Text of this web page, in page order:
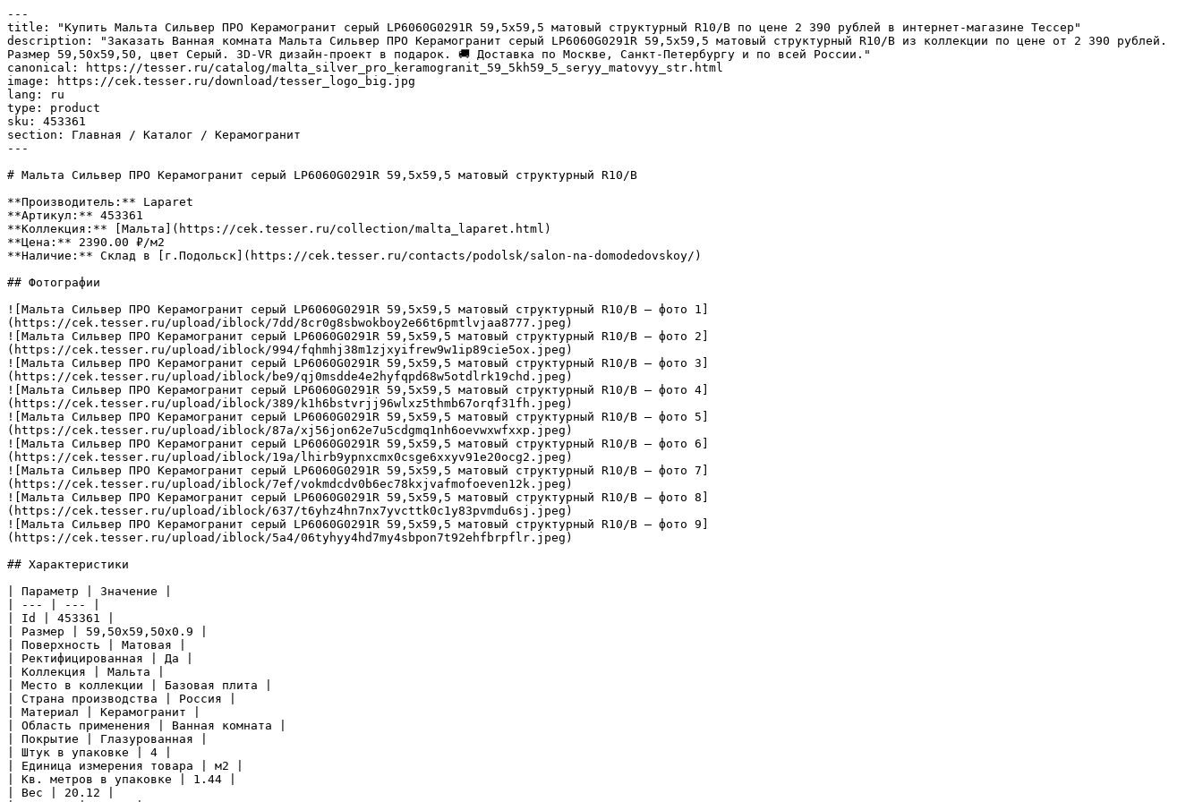
---
title: "Купить Мальта Сильвер ПРО Керамогранит серый LP6060G0291R 59,5х59,5 матовый структурный R10/B по цене 2 390 рублей в интернет-магазине Тессер"
description: "Заказать Ванная комната Мальта Сильвер ПРО Керамогранит серый LP6060G0291R 59,5х59,5 матовый структурный R10/B из коллекции по цене от 2 390 рублей.
Размер 59,50x59,50, цвет Серый. 3D-VR дизайн-проект в подарок. 🚚 Доставка по Москве, Санкт-Петербургу и по всей России."
canonical: https://tesser.ru/catalog/malta_silver_pro_keramogranit_59_5kh59_5_seryy_matovyy_str.html
image: https://cek.tesser.ru/download/tesser_logo_big.jpg
lang: ru
type: product
sku: 453361
section: Главная / Каталог / Керамогранит
---
# Мальта Сильвер ПРО Керамогранит серый LP6060G0291R 59,5х59,5 матовый структурный R10/B
**Производитель:** Laparet
**Артикул:** 453361
**Коллекция:** [Мальта](https://cek.tesser.ru/collection/malta_laparet.html)
**Цена:** 2390.00 ₽/м2
**Наличие:** Склад в [г.Подольск](https://cek.tesser.ru/contacts/podolsk/salon-na-domodedovskoy/)
## Фотографии
![Мальта Сильвер ПРО Керамогранит серый LP6060G0291R 59,5х59,5 матовый структурный R10/B — фото 1]
(https://cek.tesser.ru/upload/iblock/7dd/8cr0g8sbwokboy2e66t6pmtlvjaa8777.jpeg)
![Мальта Сильвер ПРО Керамогранит серый LP6060G0291R 59,5х59,5 матовый структурный R10/B — фото 2]
(https://cek.tesser.ru/upload/iblock/994/fqhmhj38m1zjxyifrew9w1ip89cie5ox.jpeg)
![Мальта Сильвер ПРО Керамогранит серый LP6060G0291R 59,5х59,5 матовый структурный R10/B — фото 3]
(https://cek.tesser.ru/upload/iblock/be9/qj0msdde4e2hyfqpd68w5otdlrk19chd.jpeg)
![Мальта Сильвер ПРО Керамогранит серый LP6060G0291R 59,5х59,5 матовый структурный R10/B — фото 4]
(https://cek.tesser.ru/upload/iblock/389/k1h6bstvrjj96wlxz5thmb67orqf31fh.jpeg)
![Мальта Сильвер ПРО Керамогранит серый LP6060G0291R 59,5х59,5 матовый структурный R10/B — фото 5]
(https://cek.tesser.ru/upload/iblock/87a/xj56jon62e7u5cdgmq1nh6oevwxwfxxp.jpeg)
![Мальта Сильвер ПРО Керамогранит серый LP6060G0291R 59,5х59,5 матовый структурный R10/B — фото 6]
(https://cek.tesser.ru/upload/iblock/19a/lhirb9ypnxcmx0csge6xxyv91e20ocg2.jpeg)
![Мальта Сильвер ПРО Керамогранит серый LP6060G0291R 59,5х59,5 матовый структурный R10/B — фото 7]
(https://cek.tesser.ru/upload/iblock/7ef/vokmdcdv0b6ec78kxjvafmofoeven12k.jpeg)
![Мальта Сильвер ПРО Керамогранит серый LP6060G0291R 59,5х59,5 матовый структурный R10/B — фото 8]
(https://cek.tesser.ru/upload/iblock/637/t6yhz4hn7nx7yvcttk0c1y83pvmdu6sj.jpeg)
![Мальта Сильвер ПРО Керамогранит серый LP6060G0291R 59,5х59,5 матовый структурный R10/B — фото 9]
(https://cek.tesser.ru/upload/iblock/5a4/06tyhyy4hd7my4sbpon7t92ehfbrpflr.jpeg)
## Характеристики
| Параметр | Значение |
| --- | --- |
| Id | 453361 |
| Размер | 59,50x59,50x0.9 |
| Поверхность | Матовая |
| Ректифицированная | Да |
| Коллекция | Мальта |
| Место в коллекции | Базовая плита |
| Страна производства | Россия |
| Материал | Керамогранит |
| Область применения | Ванная комната |
| Покрытие | Глазурованная |
| Штук в упаковке | 4 |
| Единица измерения товара | м2 |
| Кв. метров в упаковке | 1.44 |
| Вес | 20.12 |